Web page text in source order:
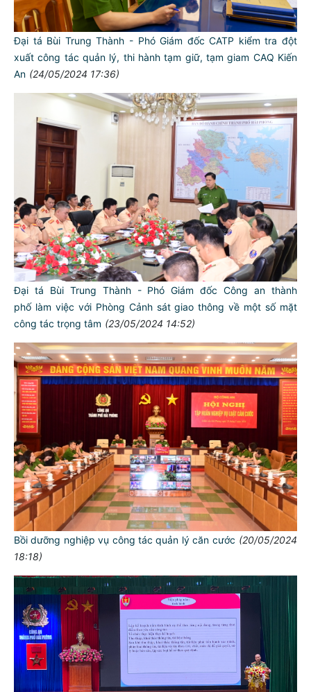
Đại tá Bùi Trung Thành - Phó Giám đốc CATP kiểm tra đột
xuất công tác quản lý, thi hành tạm giữ, tạm giam CAQ Kiến
An (24/05/2024 17:36)
Đại tá Bùi Trung Thành - Phó Giám đốc Công an thành
phố làm việc với Phòng Cảnh sát giao thông về một số mặt
công tác trọng tâm (23/05/2024 14:52)
Bồi dưỡng nghiệp vụ công tác quản lý căn cước (20/05/2024
18:18)